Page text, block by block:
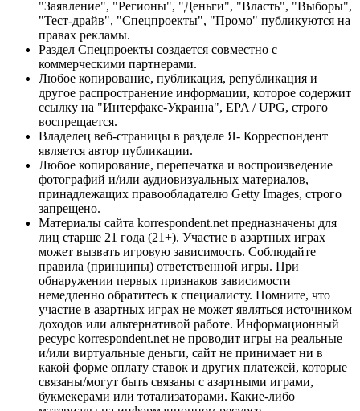
"Заявление", "Регионы", "Деньги", "Власть", "Выборы",
"Тест-драйв", "Спецпроекты", "Промо" публикуются на
правах рекламы.
Раздел Спецпроекты создается совместно с
коммерческими партнерами.
Любое копирование, публикация, републикация и
другое распространение информации, которое содержит
ссылку на "Интерфакс-Украина", EPA / UPG, строго
воспрещается.
Владелец веб-страницы в разделе Я- Корреспондент
является автор публикации.
Любое копирование, перепечатка и воспроизведение
фотографий и/или аудиовизуальных материалов,
принадлежащих правообладателю Getty Images, строго
запрещено.
Материалы сайта korrespondent.net предназначены для
лиц старше 21 года (21+). Участие в азартных играх
может вызвать игровую зависимость. Соблюдайте
правила (принципы) ответственной игры. При
обнаружении первых признаков зависимости
немедленно обратитесь к специалисту. Помните, что
участие в азартных играх не может являться источником
доходов или альтернативой работе. Информационный
ресурс korrespondent.net не проводит игры на реальные
и/или виртуальные деньги, сайт не принимает ни в
какой форме оплату ставок и других платежей, которые
связаны/могут быть связаны с азартными играми,
букмекерами или тотализаторами. Какие-либо